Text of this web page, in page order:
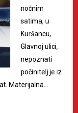
noćnim
satima, u
Kuršancu,
Glavnoj ulici,
nepoznati
počinitelj je iz
Materijalna…